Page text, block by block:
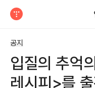
공지
입질의 추억
레시피>를